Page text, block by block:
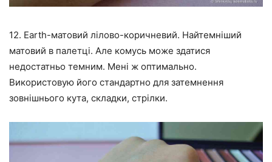
12. Earth-матовий лілово-коричневий. Найтемніший
матовий в палетці. Але комусь може здатися
недостатньо темним. Мені ж оптимально.
Використовую його стандартно для затемнення
зовнішнього кута, складки, стрілки.